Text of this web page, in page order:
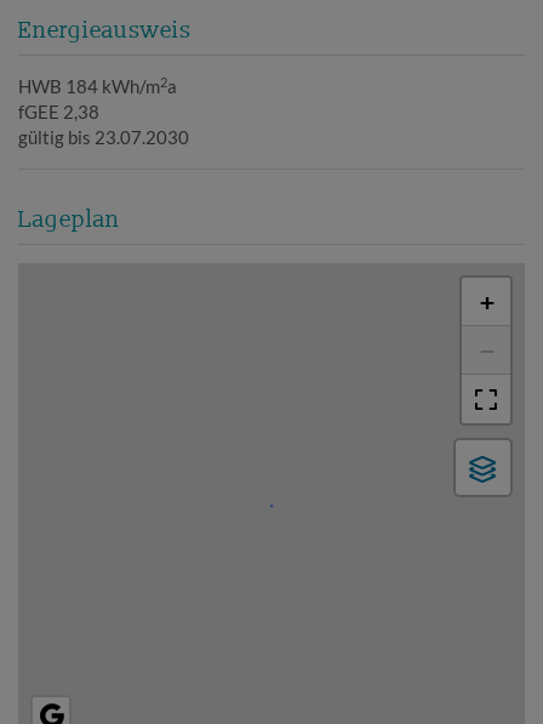
Energieausweis
HWB 184 kWh/m2a
fGEE 2,38
gültig bis 23.07.2030
Lageplan
+
−